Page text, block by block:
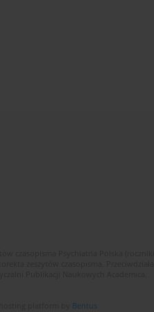
Bentus